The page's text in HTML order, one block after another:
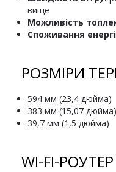
вище
Можливість
Споживання
РОЗМІРИ
594 мм (23,4 дюйма)
383 мм (15,07 дюйма)
39,7 мм (1,5 дюйма)
WI-FI-РОУТЕР